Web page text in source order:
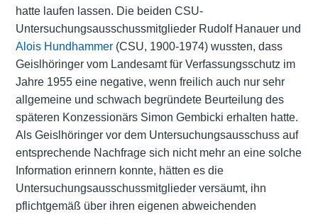
hatte laufen lassen. Die beiden CSU-
Untersuchungsausschussmitglieder Rudolf Hanauer und
Alois Hundhammer(CSU, 1900-1974) wussten, dass
Geislhöringer vom Landesamt für Verfassungsschutz im
Jahre 1955 eine negative, wenn freilich auch nur sehr
allgemeine und schwach begründete Beurteilung des
späteren Konzessionärs Simon Gembicki erhalten hatte.
Als Geislhöringer vor dem Untersuchungsausschuss auf
entsprechende Nachfrage sich nicht mehr an eine solche
Information erinnern konnte, hätten es die
Untersuchungsausschussmitglieder versäumt, ihn
pflichtgemäß über ihren eigenen abweichenden